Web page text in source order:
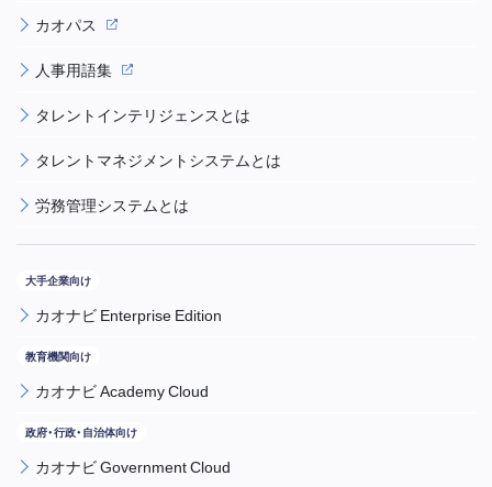
カオパス
人事用語集
タレントインテリジェンスとは
タレントマネジメントシステムとは
労務管理システムとは
カオナビ Enterprise Edition
カオナビ Academy Cloud
カオナビ Government Cloud